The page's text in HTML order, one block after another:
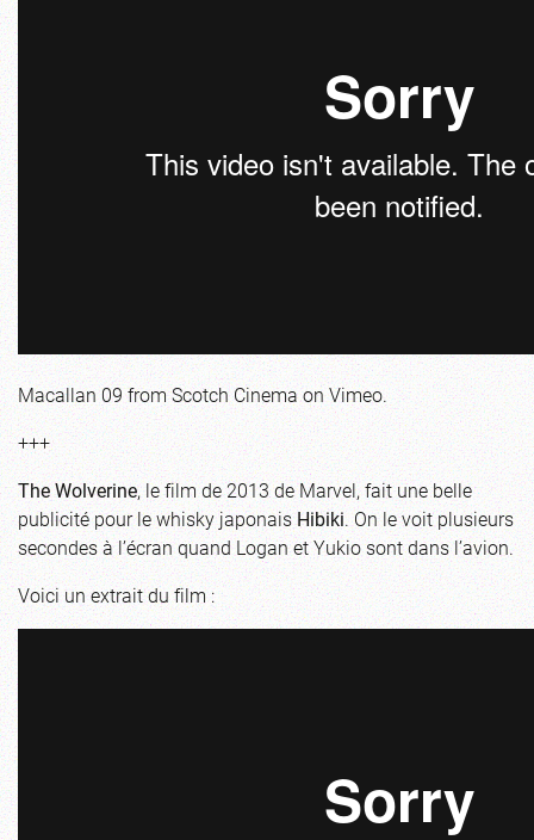
Macallan 09fromScotch CinemaonVimeo.
+++
The Wolverine, le film de 2013 de Marvel, fait une belle
publicité pour le whisky japonaisHibiki. On le voit plusieurs
secondes à l’écran quand Logan et Yukio sont dans l’avion.
Voici un extrait du film :